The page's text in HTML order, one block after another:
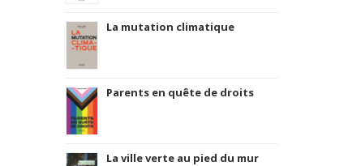
La mutation climatique
Parents en quête de droits
La ville verte au pied du mur